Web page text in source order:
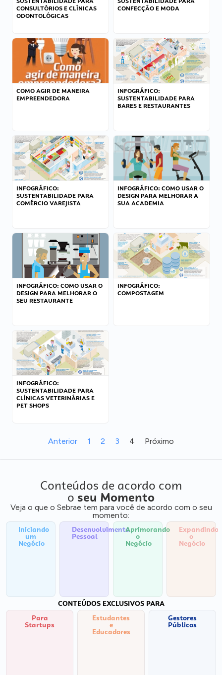
CONSULTÓRIOS E CLÍNICAS
ODONTOLÓGICAS
CONFECÇÃO E MODA
COMO AGIR DE MANEIRA
EMPREENDEDORA
INFOGRÁFICO:
SUSTENTABILIDADE PARA
BARES E RESTAURANTES
INFOGRÁFICO:
SUSTENTABILIDADE PARA
COMÉRCIO VAREJISTA
INFOGRÁFICO: COMO USAR O
DESIGN PARA MELHORAR A
SUA ACADEMIA
INFOGRÁFICO: COMO USAR O
DESIGN PARA MELHORAR O
SEU RESTAURANTE
INFOGRÁFICO:
COMPOSTAGEM
INFOGRÁFICO:
SUSTENTABILIDADE PARA
CLÍNICAS VETERINÁRIAS E
PET SHOPS
Anterior 1 2 3 4 Próximo
Conteúdos de acordo com
o seu Momento
Veja o que o Sebrae tem para você de acordo com o seu
momento:
Iniciando
um
Negócio
Desenvolvimento
Pessoal
Aprimorando
o
Negócio
Expandindo
o
Negócio
CONTEÚDOS EXCLUSIVOS PARA
Para
Startups
Estudantes
e
Educadores
Gestores
Públicos